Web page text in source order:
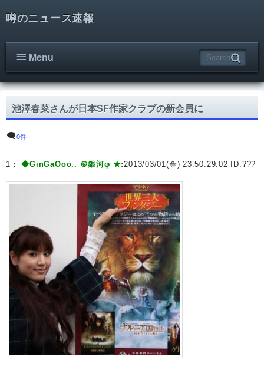
噂のニュース速報
Menu
池澤春菜さんが日本SF作家クラブの新会員に
0件
1：◆GinGaOoo.. ＠銀河φ ★:2013/03/01(金) 23:50:29.02 ID:???